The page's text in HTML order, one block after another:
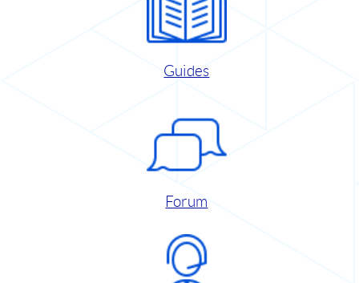
Guides
Forum